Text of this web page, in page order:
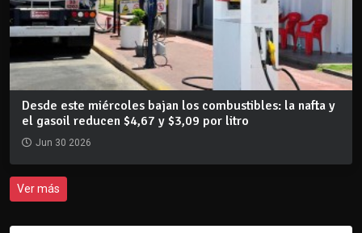
Desde este miércoles bajan los combustibles: la nafta y
el gasoil reducen $4,67 y $3,09 por litro
Jun 30 2026
Ver más